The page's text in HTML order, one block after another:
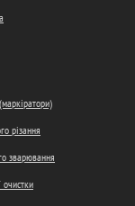
різання
зварювання
очистки